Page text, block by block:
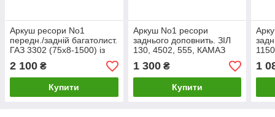
Аркуш ресори No1
передн./задній багатолист.
ГАЗ 3302 (75х8-1500) із
сайлент. (пр-во KAMAX)
2 100 ₴
Купити
Аркуш No1 ресори
заднього доповнить. ЗІЛ
130, 4502, 555, КАМАЗ
(1150х75х8) (пр-во
КАМАХ)
1 300₴
Купити
1